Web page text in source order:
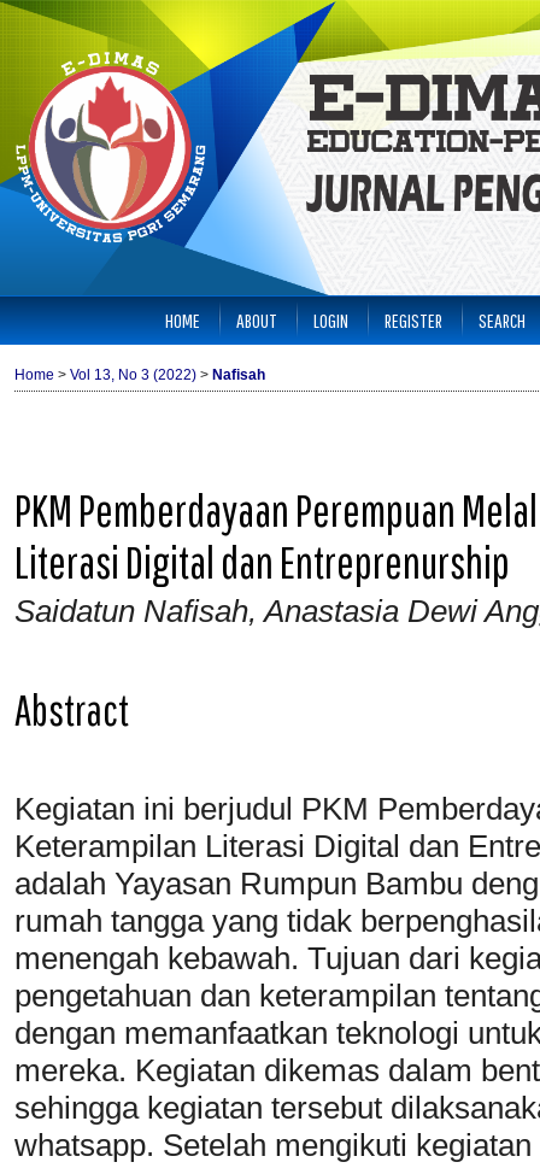
HOME ABOUT LOGIN REGISTER SEARCH
Home > Vol 13, No 3 (2022) > Nafisah
PKM Pemberdayaan Perempuan
Literasi Digital dan Entreprenurship
Saidatun Nafisah, Anastasia Dewi
Abstract
Kegiatan ini berjudul PKM
Keterampilan Literasi Digital dan
adalah Yayasan Rumpun Bambu
rumah tangga yang tidak
menengah kebawah. Tujuan dari
pengetahuan dan keterampilan
dengan memanfaatkan teknologi
mereka. Kegiatan dikemas dalam
sehingga kegiatan tersebut
whatsapp. Setelah mengikuti